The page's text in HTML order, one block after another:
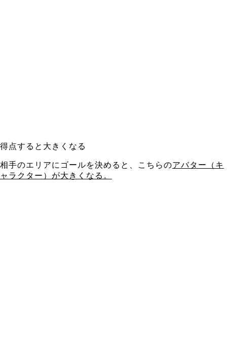
得点すると大きくなる
相手のエリアにゴールを決めると、こちらのアバター（キ
ャラクター）が大きくなる。